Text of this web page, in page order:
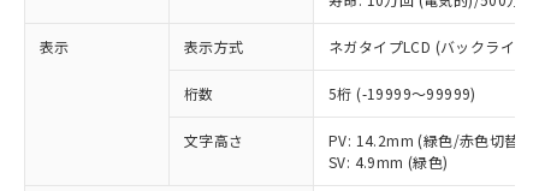
表示 表示方式 ネガタイプLCD (バックライト
桁数 5桁 (-19999～99999)
文字高さ
PV: 14.2mm (緑色/赤色切替)
SV: 4.9mm (緑色)
商品の当社在庫状況および標準価格
(税抜)を提供させていただくもので
当社制御機器事業取扱商品の中には、
本サービスの対象外となる商品もある
ことをご了承ください。
在庫状況および標準価格照会結果は、
非含有の対応状況を調査中または確認中の
非該当品：ライセンス料など無形物で、有
害物質有無と関係のない商品です。
仕入先様の事情により、非含有部品として
いたものが、含有品と判明した場合などや
むを得ず変更することがあります。
「○」：最大均質材料含有率が中国RoHSの
基準値以下であることを示します。
「×」：最大均質材料含有率が中国RoHSの
基準値を超えていることを示します。
「－」：未確認です。当社販売部門へお問
当社は、これら貴社製品のうち、外国
為替および外国貿易法に定める商品